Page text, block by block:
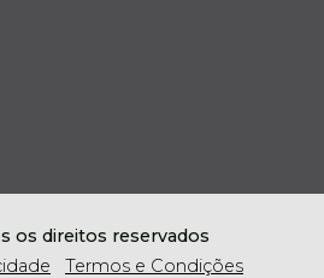
os direitos reservados
Termos e Condições